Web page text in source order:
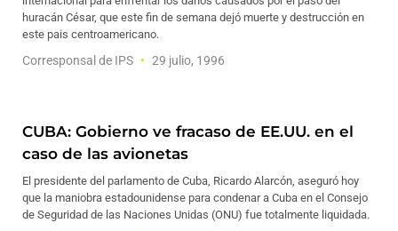
huracán César, que este fin de semana dejó muerte y destrucción en
este pais centroamericano.
Corresponsal de IPS 29 julio, 1996
CUBA: Gobierno ve fracaso de EE.UU. en el
caso de las avionetas
El presidente del parlamento de Cuba, Ricardo Alarcón, aseguró hoy
que la maniobra estadounidense para condenar a Cuba en el Consejo
de Seguridad de las Naciones Unidas (ONU) fue totalmente liquidada.